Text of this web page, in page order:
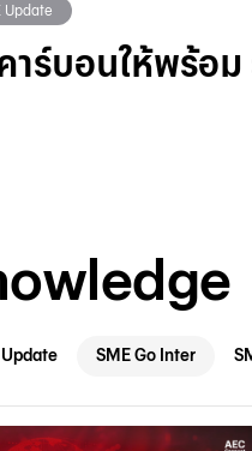
Update
ตถุดิบและคู่ค้า
Update
าร์บอนให้พร้อ
Update
ไทยใช้แข่ง
Info
ยสินค้าออนไลน์
Update
รกิจ Interior ใ
SME Go Inter